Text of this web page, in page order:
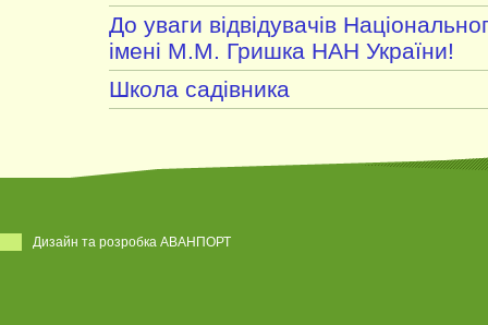
До уваги відвідувачів
імені М.М. Гришка НАН України!
Школа садівника
Дизайн та розробка АВАНПОРТ